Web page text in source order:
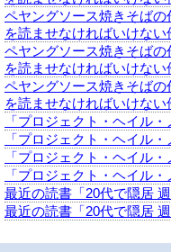
ペヤングソース焼きそば
を読ませなければいけない
ペヤングソース焼きそば
を読ませなければいけない
ペヤングソース焼きそば
を読ませなければいけない
「プロジェクト・ヘイル
「プロジェクト・ヘイル
「プロジェクト・ヘイル
「プロジェクト・ヘイル
最近の読書「20代で隠居
最近の読書「20代で隠居